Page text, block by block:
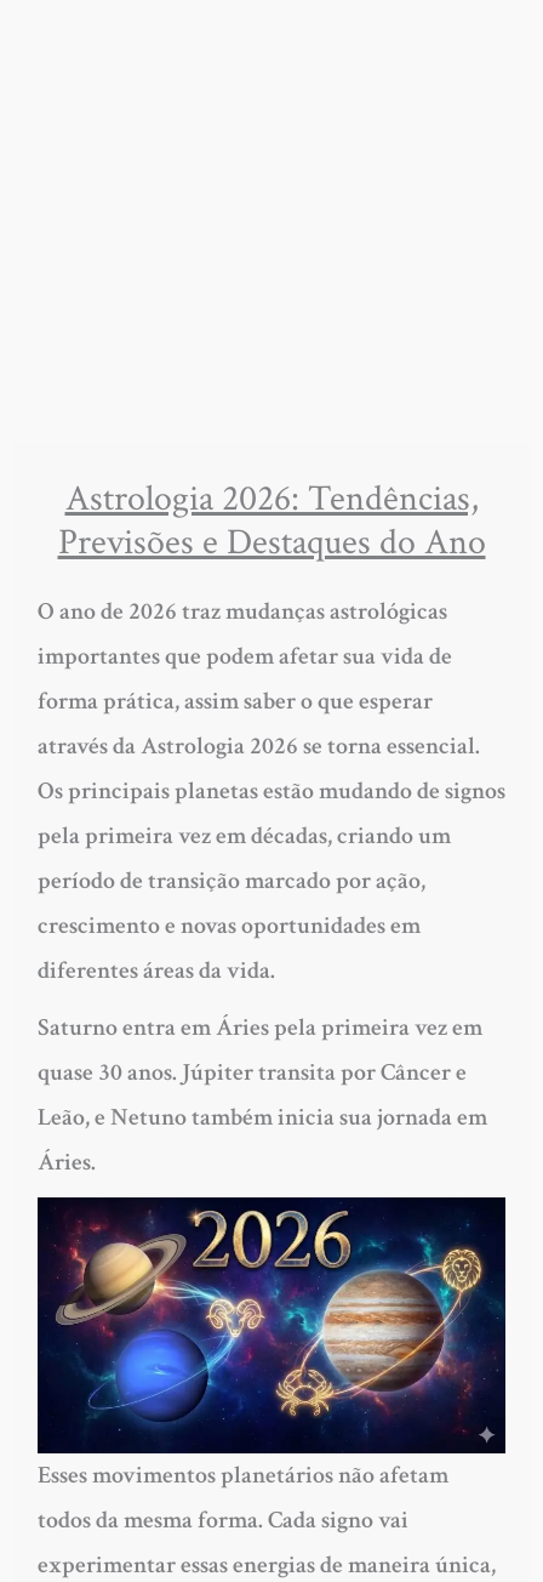
Astrologia 2026: Tendências,
Previsões e Destaques do Ano
O ano de 2026 traz mudanças astrológicas
importantes que podem afetar sua vida de
forma prática, assim saber o que esperar
através da Astrologia 2026 se torna essencial.
Os principais planetas estão mudando de signos
pela primeira vez em décadas, criando um
período de transição marcado por ação,
crescimento e novas oportunidades em
diferentes áreas da vida.
Saturno entra em Áries pela primeira vez em
quase 30 anos. Júpiter transita por Câncer e
Leão, e Netuno também inicia sua jornada em
Áries.
Esses movimentos planetários não afetam
todos da mesma forma. Cada signo vai
experimentar essas energias de maneira única,